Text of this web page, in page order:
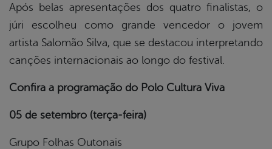
Após belas apresentações dos quatro finalistas, o
júri escolheu como grande vencedor o jovem
artista Salomão Silva, que se destacou interpretando
canções internacionais ao longo do festival.
Confira a programação do Polo Cultura Viva
05 de setembro (terça-feira)
Grupo Folhas Outonais